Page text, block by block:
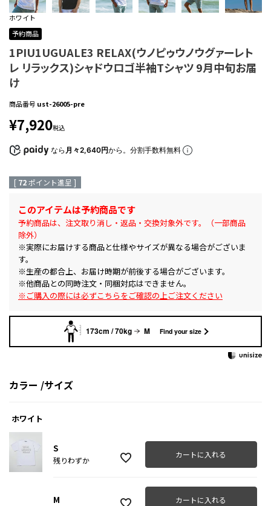
ホワイト
予約商品
1PIU1UGUALE3 RELAX(ウノピゥウノウグァーレト
レ リラックス)シャドウロゴ半袖Tシャツ 9月中旬お届
け
商品番号 ust-26005-pre
¥7,920税込
なら 月々2,640円から。分割手数料無料
[ 72ポイント進呈 ]
このアイテムは予約商品です
予約商品は、注文取り消し・返品・交換対象外です。（一部商品
除外）
※実際にお届けする商品と仕様やサイズが異なる場合がございま
す。
※生産の都合上、お届け時期が前後する場合がございます。
※他商品との同時注文・同梱対応はできません。
※ご購入の際には必ずこちらをご確認の上ご注文ください
173cm / 70kg M Find your size
カラー サイズ
ホワイト
S
残りわずか
カートに入れる
M カートに入れる